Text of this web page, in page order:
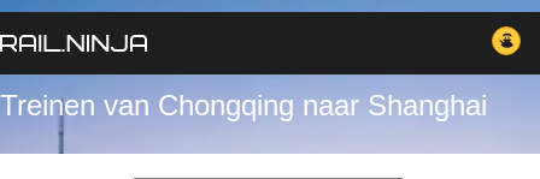
Treinen van Chongqing naar Shanghai